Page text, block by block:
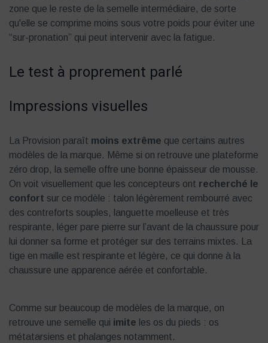
zone que le reste de la semelle intermédiaire, de sorte
qu'elle se comprime moins sous votre poids pour éviter une
“sur-pronation” qui peut intervenir avec la fatigue.
Le test à proprement parlé
Impressions visuelles
La Provision paraît moins extrême que certains autres
modèles de la marque. Même si on retrouve une plateforme
zéro drop, la semelle offre une bonne épaisseur de mousse.
On voit visuellement que les concepteurs ont recherché le
confort sur ce modèle : talon légèrement rembourré avec
des contreforts souples, languette moelleuse et très
respirante, léger pare pierre sur l’avant de la chaussure pour
lui donner sa forme et protéger sur des terrains mixtes. La
tige en maille est respirante et légère, ce qui donne à la
chaussure une apparence aérée et confortable.
Comme sur beaucoup de modèles de la marque, on
retrouve une semelle qui imite les os du pieds : os
métatarsiens et phalanges notamment.